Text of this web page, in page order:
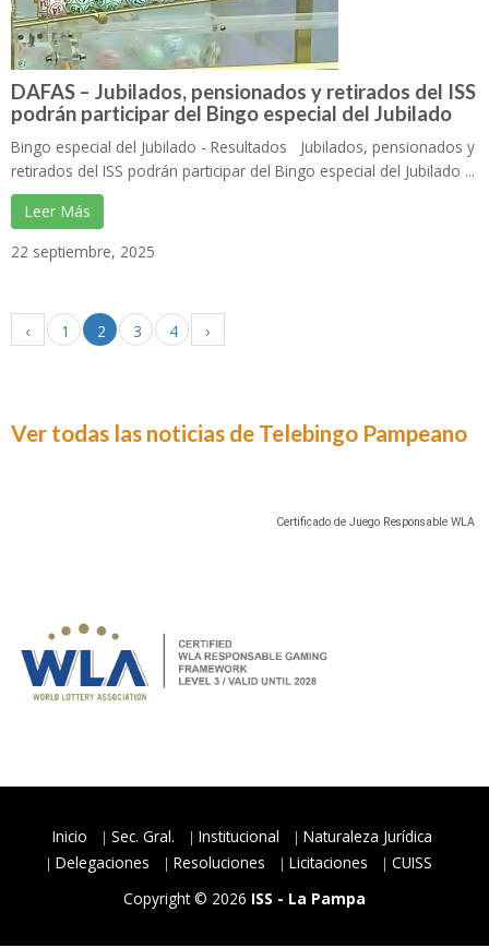
DAFAS – Jubilados, pensionados y retirados del ISS
podrán participar del Bingo especial del Jubilado
Bingo especial del Jubilado - Resultados Jubilados, pensionados y
retirados del ISS podrán participar del Bingo especial del Jubilado ...
Leer Más
22 septiembre, 2025
‹ 1 2 3 4 ›
Ver todas las noticias de Telebingo Pampeano
Certificado de Juego Responsable WLA
Inicio Sec. Gral. Institucional
Naturaleza Jurídica
Delegaciones
Resoluciones Licitaciones
CUISS
Copyright © 2026 ISS - La Pampa